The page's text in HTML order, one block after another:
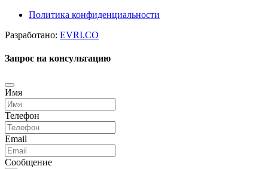
Политика конфиденциальности
Разработано: EVRI.CO
Запрос на консультацию
Имя
Телефон
Email
Сообщение